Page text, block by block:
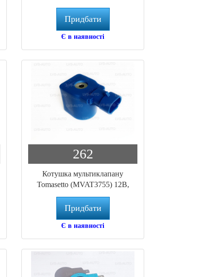
19705
Придбати
Є в наявності
262
Котушка мультиклапану
Tomasetto (MVAT3755) 12B,
17Bт, з герметичним роз'ємом
Придбати
Є в наявності